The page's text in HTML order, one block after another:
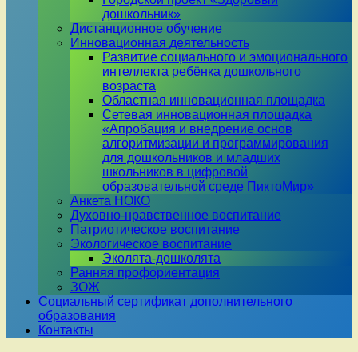
дошкольник»
Дистанционное обучение
Инновационная деятельность
Развитие социального и эмоционального
интеллекта ребёнка дошкольного
возраста
Областная инновационная площадка
Сетевая инновационная площадка
«Апробация и внедрение основ
алгоритмизации и программирования
для дошкольников и младших
школьников в цифровой
образовательной среде ПиктоМир»
Анкета НОКО
Духовно-нравственное воспитание
Патриотическое воспитание
Экологическое воспитание
Эколята-дошколята
Ранняя профориентация
ЗОЖ
Социальный сертификат дополнительного
образования
Контакты